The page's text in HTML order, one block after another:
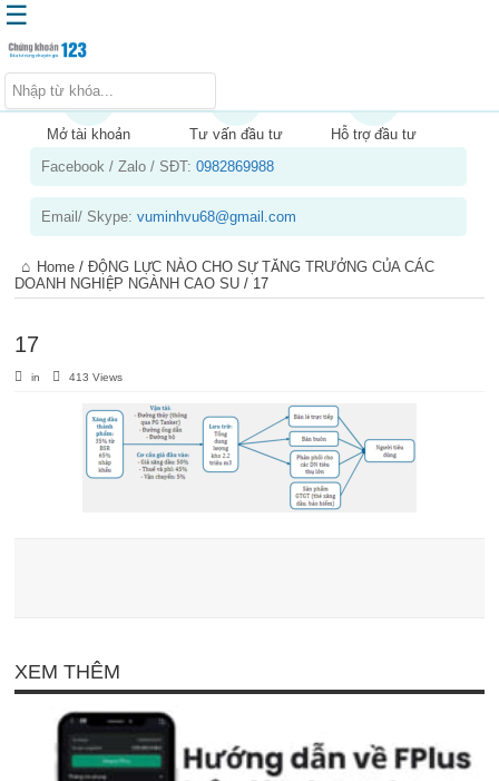
Trang chủ
Kiến thức chứng khoán
Kinh nghiệm đầu tư
Sản phẩm – dịch vụ
Chứng khoán phái sinh
☰
Mở tài khoản Tư vấn đầu tư
Hỗ trợ đầu tư
Facebook / Zalo / SĐT:0982869988
Email/ Skype:vuminhvu68@gmail.com
Home /ĐỘNG LỰC NÀO CHO SỰ TĂNG TRƯỞNG CỦA CÁC
DOANH NGHIỆP NGÀNH CAO SU / 17
17
in 413 Views
XEM THÊM